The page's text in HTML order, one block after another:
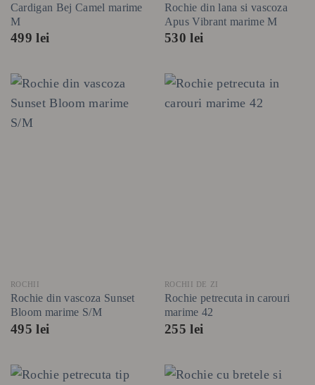
Cardigan Bej Camel marime
M
499lei
Rochie din lana si vascoza
Apus Vibrant marime M
530lei
ROCHII
Rochie din vascoza Sunset
Bloom marime S/M
495lei
ROCHII DE ZI
Rochie petrecuta in carouri
marime 42
255lei